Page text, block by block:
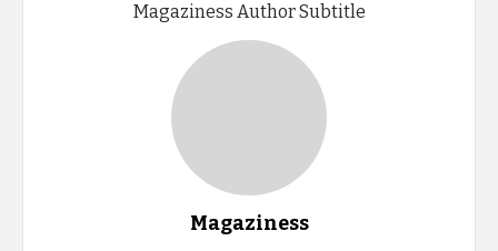
Magaziness Author Subtitle
Magaziness